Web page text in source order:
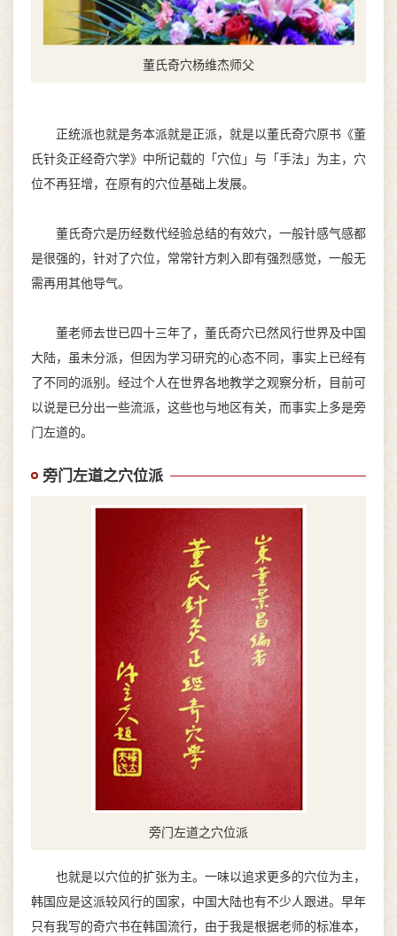
董氏奇穴杨维杰师父
正统派也就是务本派就是正派，就是以董氏奇穴原书《董
氏针灸正经奇穴学》中所记载的「穴位」与「手法」为主，穴
位不再狂增，在原有的穴位基础上发展。
董氏奇穴是历经数代经验总结的有效穴，一般针感气感都
是很强的，针对了穴位，常常针方刺入即有强烈感觉，一般无
需再用其他导气。
董老师去世已四十三年了，董氏奇穴已然风行世界及中国
大陆，虽未分派，但因为学习研究的心态不同，事实上已经有
了不同的派别。经过个人在世界各地教学之观察分析，目前可
以说是已分出一些流派，这些也与地区有关，而事实上多是旁
门左道的。
旁门左道之穴位派
旁门左道之穴位派
也就是以穴位的扩张为主。一味以追求更多的穴位为主，
韩国应是这派较风行的国家，中国大陆也有不少人跟进。早年
只有我写的奇穴书在韩国流行，由于我是根据老师的标准本，